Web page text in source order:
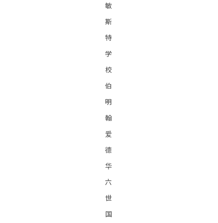
敏
斯
特
学
校
伯
明
翰
爱
德
华
六
世
国